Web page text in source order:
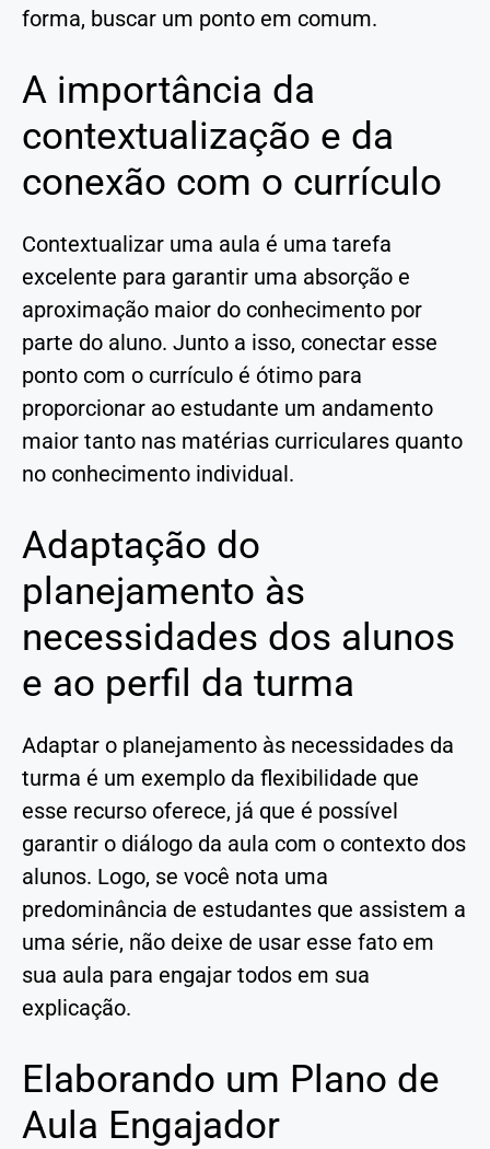
forma, buscar um ponto em comum.
A importância da
contextualização e da
conexão com o currículo
Contextualizar uma aula é uma tarefa
excelente para garantir uma absorção e
aproximação maior do conhecimento por
parte do aluno. Junto a isso, conectar esse
ponto com o currículo é ótimo para
proporcionar ao estudante um andamento
maior tanto nas matérias curriculares quanto
no conhecimento individual.
Adaptação do
planejamento às
necessidades dos alunos
e ao perfil da turma
Adaptar o planejamento às necessidades da
turma é um exemplo da flexibilidade que
esse recurso oferece, já que é possível
garantir o diálogo da aula com o contexto dos
alunos. Logo, se você nota uma
predominância de estudantes que assistem a
uma série, não deixe de usar esse fato em
sua aula para engajar todos em sua
explicação.
Elaborando um Plano de
Aula Engajador